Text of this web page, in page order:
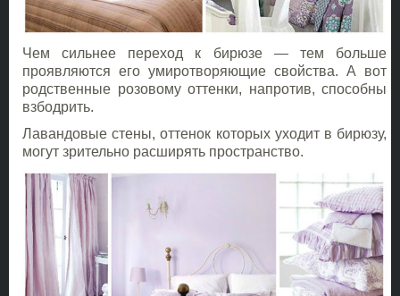
Чем сильнее переход к бирюзе — тем больше
проявляются его умиротворяющие свойства. А вот
родственные розовому оттенки, напротив, способны
взбодрить.
Лавандовые стены, оттенок которых уходит в бирюзу,
могут зрительно расширять пространство.